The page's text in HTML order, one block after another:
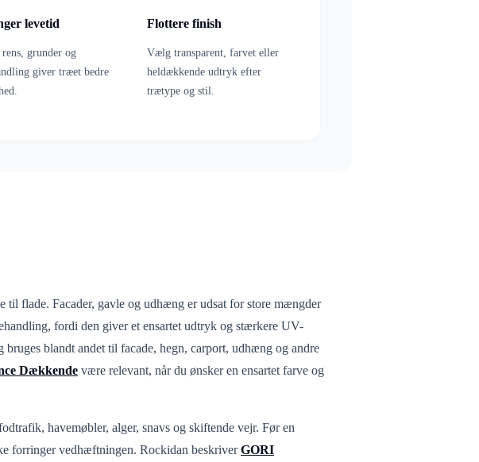
levetid
grunder og
giver træet bedre
Flottere finish
Vælg transparent, farvet eller
heldækkende udtryk efter
trætype og stil.
flade. Facader, gavle og udhæng er udsat for store mængder
fordi den giver et ensartet udtryk og stærkere UV-
blandt andet til facade, hegn, carport, udhæng og andre
Dækkende være relevant, når du ønsker en ensartet farve og
havemøbler, alger, snavs og skiftende vejr. Før en
forringer vedhæftningen. Rockidan beskriverGORI